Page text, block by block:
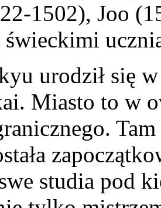
1502), Joo
urodził się
Miasto to w
studia pod